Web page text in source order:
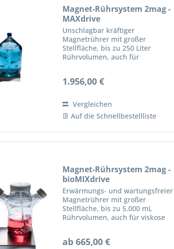
Magnet-Rührsystem 2mag -
MAXdrive
Unschlagbar kräftiger
Magnetrührer mit großer
Stellfläche, bis zu 250 Liter
Rührvolumen, auch für
daher prädestiniert für
Distanzen, für dicke...
1.956,00 €
Vergleichen
Auf die Schnellbestellliste
Magnet-Rührsystem 2mag -
bioMIXdrive
Erwärmungs- und wartungsfreier
Magnetrührer mit großer
Stellfläche, bis zu 5.000 mL
Rührvolumen, auch für viskose
Schrittmotor-Antrieb für extrem
ab 665,00 €